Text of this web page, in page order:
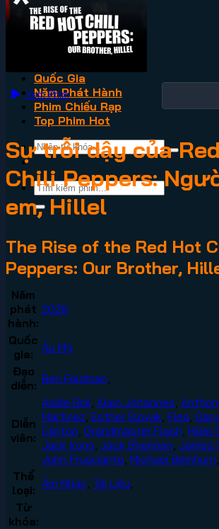
VN2
Phim Lẻ
Phim Bộ
Quốc Gia
Năm Phát Hành
Phim Chiếu Rạp
Top Phim Hot
Xem Phim
Sự trỗi dậy của
Chili Peppers:
em, Hillel
The Rise of the Red Hot
Peppers: Our Brother,
Năm
phát
hành:
2026
Quốc
gia:
Âu Mỹ
Đạo
diễn: Ben Feldman
Diễn
viên:
Addie Brik Alain Johannes
Martinez Esther Slovak Flea
Clinton Grandmaster Flash Hillel
Jack Irons Jack Sherman James
John Frusciante Michael Beinhorn
Thể
loại: Âm Nhạc Tài Liệu
Từ
khóa: